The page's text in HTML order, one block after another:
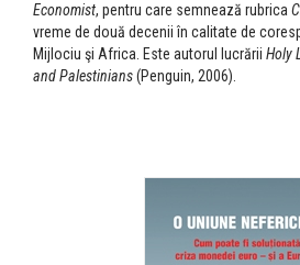
Economist, pentru care semnează rubrica
vreme de două decenii în calitate de
Mijlociu şi Africa. Este autorul lucrării Holy
and Palestinians(Penguin, 2006).